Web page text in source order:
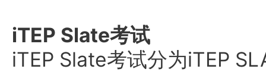
iTEP Slate考试
iTEP Slate考试分为iTEP